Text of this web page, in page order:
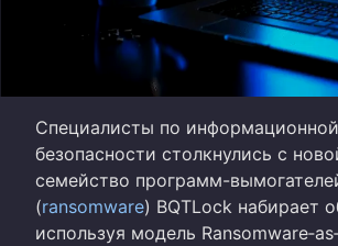
Специалисты по информационной
безопасности столкнулись с
семейство программ-
(ransomware) BQTLock набирает
используя модель